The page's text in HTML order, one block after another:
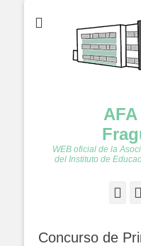
WEB oficial de la
del Instituto de
Concurso de